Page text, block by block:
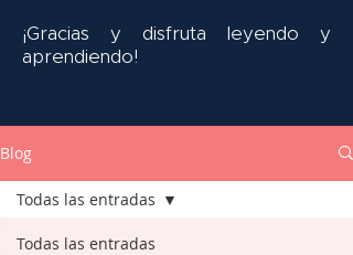
¡Gracias y disfruta leyendo y
aprendiendo!
Blog
Todas las entradas
Todas las entradas